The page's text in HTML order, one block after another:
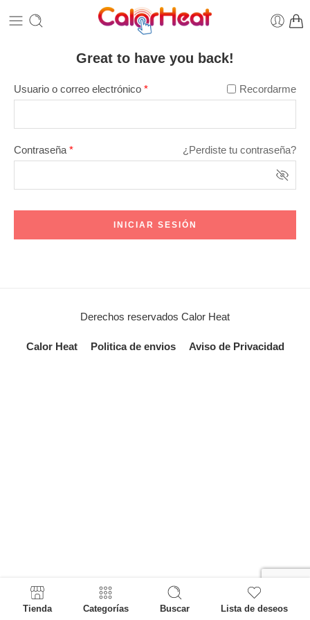
Great to have you back!
Usuario o correo electrónico * Recordarme
Contraseña * ¿Perdiste tu contraseña?
INICIAR SESIÓN
Derechos reservados Calor Heat
Calor Heat Politica de envios Aviso de Privacidad
Tienda Categorías Buscar Lista de deseos